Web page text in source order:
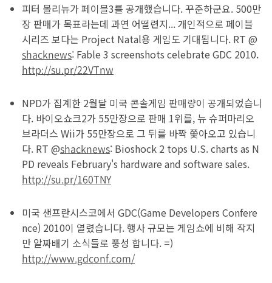
피터 몰리뉴가 페이블3를 공개했습니다. 꾸준하군요. 500만
장 판매가 목표라는데 과연 어떨련지... 개인적으로 페이블
시리즈 보다는 Project Natal용 게임도 기대됩니다. RT @
shacknews: Fable 3 screenshots celebrate GDC 2010.
http://su.pr/22VTnw
NPD가 집계한 2월달 미국 콘솔게임 판매량이 공개되었습니
다. 바이오쇼크2가 55만장으로 판매 1위를, 뉴 슈퍼마리오
브라더스 Wii가 55만장으로 그 뒤를 바짝 쫓아오고 있습니
다. RT @shacknews: Bioshock 2 tops U.S. charts as N
PD reveals February's hardware and software sales.
http://su.pr/160TNY
미국 샌프란시스코에서 GDC(Game Developers Confere
nce) 2010이 열렸습니다. 행사 규모는 게임쇼에 비해 작지
만 알짜배기 소식들로 풍성 합니다. =)
http://www.gdconf.com/